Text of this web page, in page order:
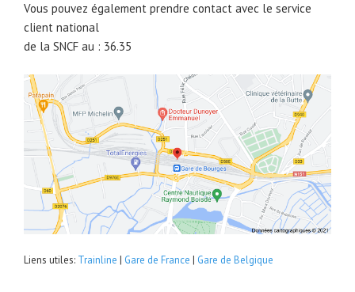
Vous pouvez également prendre contact avec le service
client national
de la SNCF au : 36.35
Liens utiles: Trainline | Gare de France | Gare de Belgique